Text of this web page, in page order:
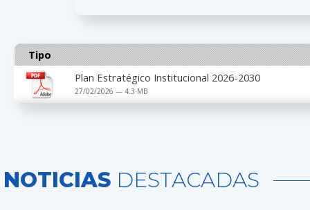
Tipo
Plan Estratégico Institucional 2026-2030
27/02/2026 — 4.3 MB
NOTICIAS DESTACADAS